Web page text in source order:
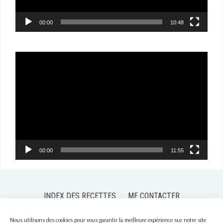
Nous utilisons des cookies pour vous garantir la meilleure expérience sur notre site
00:00 10:48
00:00 11:55
INDEX DES RECETTES
ME CONTACTER